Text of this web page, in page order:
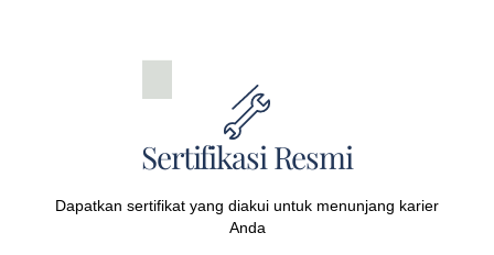
Sertifikasi Resmi
Dapatkan sertifikat yang diakui untuk menunjang karier
Anda